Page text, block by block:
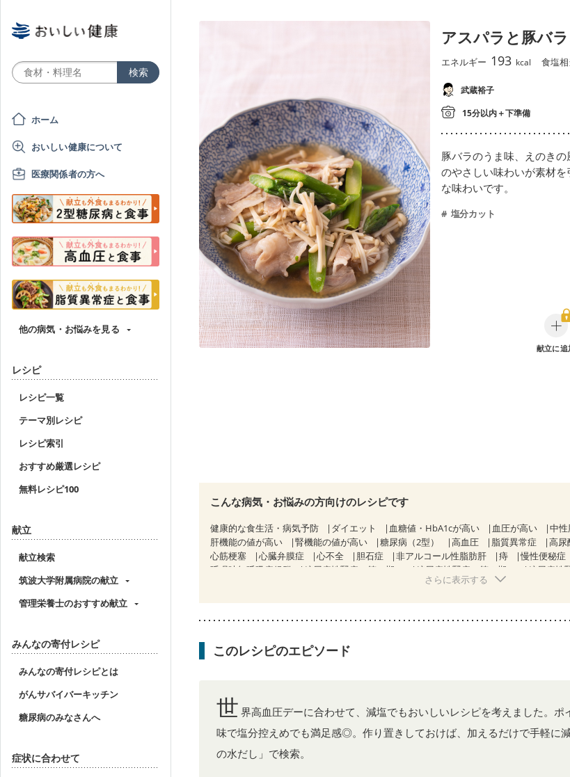
ホーム
おいしい健康について
医療関係者の方へ
他の病気・お悩みを見る
レシピ
レシピ一覧
テーマ別レシピ
レシピ索引
おすすめ厳選レシピ
無料レシピ100
献立
献立検索
筑波大学附属病院の献立
管理栄養士のおすすめ献立
みんなの寄付レシピ
みんなの寄付レシピとは
がんサバイバーキッチン
糖尿病のみなさんへ
症状に合わせて
アスパラと豚バ
エネルギー 193 kcal 食塩
武蔵裕子
15分以内＋下準備
豚バラのうま味、えのき
のやさしい味わいが素材
な味わいです。
塩分カット
献立に追
こんな病気・お悩みの方向けのレシピです
健康的な食生活・病気予防 ダイエット 血糖値・HbA1cが高い 血圧が高い 中
肝機能の値が高い
腎機能の値が高い 糖尿病（2型） 高血圧 脂質異常症 高尿
心筋梗塞
心臓弁膜症 心不全 胆石症 非アルコール性脂肪肝 痔 慢性便秘症
睡眠時無呼吸症候群
糖尿病性腎症（第１期） 糖尿病性腎症（第２期）
糖尿病性
CKD（ステージ３b） 透析
妊婦健診・血糖値が気になる（初期）
妊娠高血圧(中期) 妊娠糖尿病(初期) 産後
妊活中
更年期
さらに表示する
このレシピのエピソード
世 界高血圧デーに合わせて、減塩でもおいしいレシピを考えました。ポ
味で塩分控えめでも満足感◎。作り置きしておけば、加えるだけで手軽に
の水だし」で検索。